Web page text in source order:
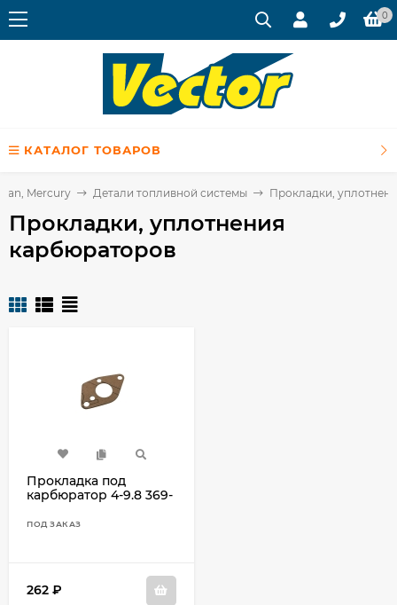
0
КАТАЛОГ ТОВАРОВ
Mercury Детали топливной системы Прокладки,
Прокладки, уплотнения
карбюраторов
Прокладка под
карбюратор 4-9.8 369-
ПОД ЗАКАЗ
262 ₽